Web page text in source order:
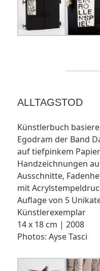
ALLTAGSTOD
Künstlerbuch
Egodram der Band
auf tiefpinkem
Handzeichnungen
Ausschnitte,
mit
Auflage von 5
Künstlerexemplar
14 x 18 cm | 2008
Photos: Ayse Tasci